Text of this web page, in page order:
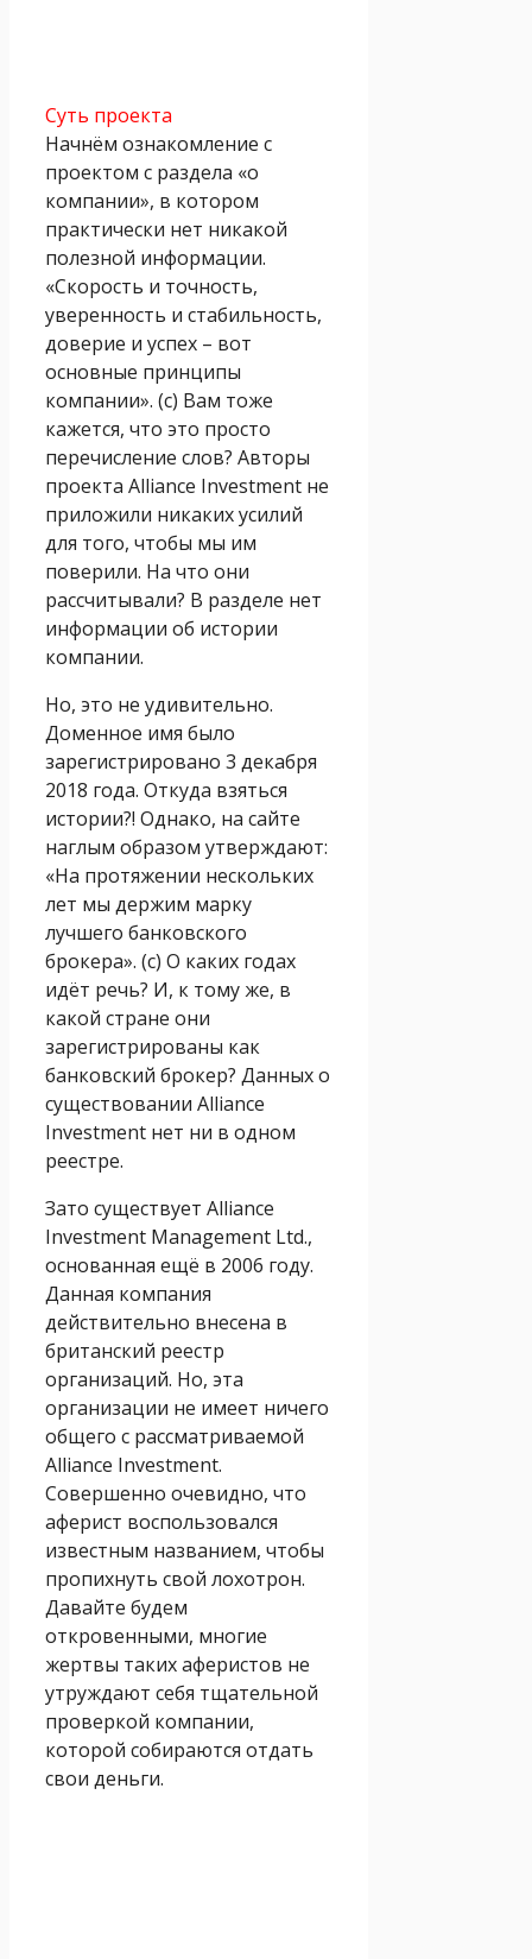
Суть проекта
Начнём ознакомление с
проектом с раздела «о
компании», в котором
практически нет никакой
полезной информации.
«Скорость и точность,
уверенность и стабильность,
доверие и успех – вот
основные принципы
компании». (с) Вам тоже
кажется, что это просто
перечисление слов? Авторы
проекта Alliance Investment не
приложили никаких усилий
для того, чтобы мы им
поверили. На что они
рассчитывали? В разделе нет
информации об истории
компании.
Но, это не удивительно.
Доменное имя было
зарегистрировано 3 декабря
2018 года. Откуда взяться
истории?! Однако, на сайте
наглым образом утверждают:
«На протяжении нескольких
лет мы держим марку
лучшего банковского
брокера». (с) О каких годах
идёт речь? И, к тому же, в
какой стране они
зарегистрированы как
банковский брокер? Данных о
существовании Alliance
Investment нет ни в одном
реестре.
Зато существует Alliance
Investment Management Ltd.,
основанная ещё в 2006 году.
Данная компания
действительно внесена в
британский реестр
организаций. Но, эта
организации не имеет ничего
общего с рассматриваемой
Alliance Investment.
Совершенно очевидно, что
аферист воспользовался
известным названием, чтобы
пропихнуть свой лохотрон.
Давайте будем
откровенными, многие
жертвы таких аферистов не
утруждают себя тщательной
проверкой компании,
которой собираются отдать
свои деньги.